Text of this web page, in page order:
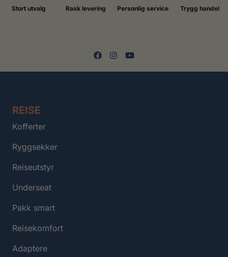
Stort utvalg Rask levering Personlig service Trygg handel
REISE
Kofferter
Ryggsekker
Reiseutstyr
Underseat
Pakk smart
Reisekomfort
Adaptere